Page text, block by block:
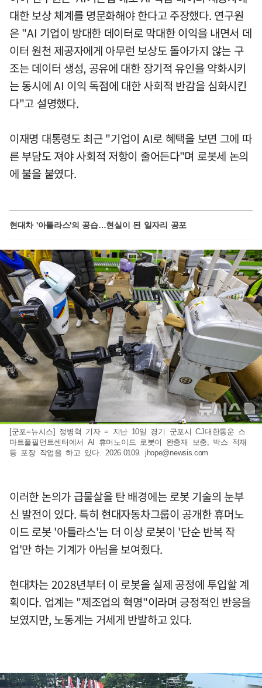
대한 보상 체계를 명문화해야 한다고 주장했다. 연구원
은 "AI 기업이 방대한 데이터로 막대한 이익을 내면서 데
이터 원천 제공자에게 아무런 보상도 돌아가지 않는 구
조는 데이터 생성, 공유에 대한 장기적 유인을 약화시키
는 동시에 AI 이익 독점에 대한 사회적 반감을 심화시킨
다"고 설명했다.
이재명 대통령도 최근 "기업이 AI로 혜택을 보면 그에 따
른 부담도 져야 사회적 저항이 줄어든다"며 로봇세 논의
에 불을 붙였다.
현대차 '아틀라스'의 공습…현실이 된 일자리 공포
[군포=뉴시스] 정병혁 기자 = 지난 10일 경기 군포시 CJ대한통운 스
마트풀필먼트센터에서 AI 휴머노이드 로봇이 완충재 보충, 박스 적재
등 포장 작업을 하고 있다. 2026.0109. jhope@newsis.com
이러한 논의가 급물살을 탄 배경에는 로봇 기술의 눈부
신 발전이 있다. 특히 현대자동차그룹이 공개한 휴머노
이드 로봇 '아틀라스'는 더 이상 로봇이 '단순 반복 작
업'만 하는 기계가 아님을 보여줬다.
현대차는 2028년부터 이 로봇을 실제 공정에 투입할 계
획이다. 업계는 "제조업의 혁명"이라며 긍정적인 반응을
보였지만, 노동계는 거세게 반발하고 있다.